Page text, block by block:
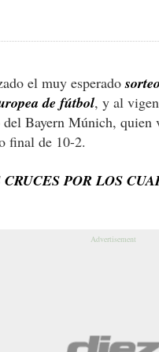
el muy esperado
de fútbol, y al
Bayern Múnich,
final de 10-2.
POR LOS